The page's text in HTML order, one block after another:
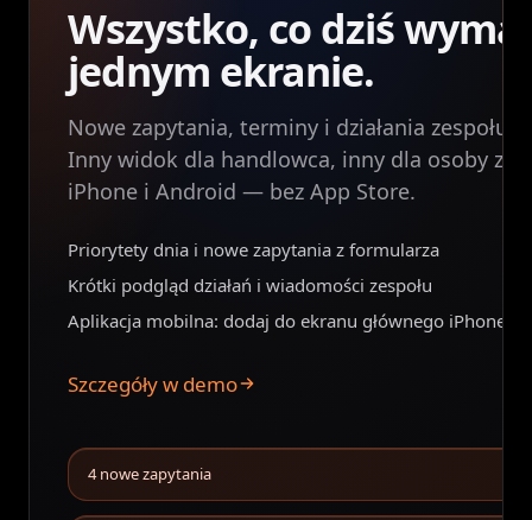
Wszystko, co dziś
jednym ekranie.
Nowe zapytania, terminy i działania zespołu
Inny widok dla handlowca, inny dla osoby z
iPhone i Android — bez App Store.
Priorytety dnia i nowe zapytania z formularza
Krótki podgląd działań i wiadomości zespołu
Aplikacja mobilna: dodaj do ekranu głównego iPhone /
Szczegóły w demo(otwiera w nowej karcie)
4 nowe zapytania